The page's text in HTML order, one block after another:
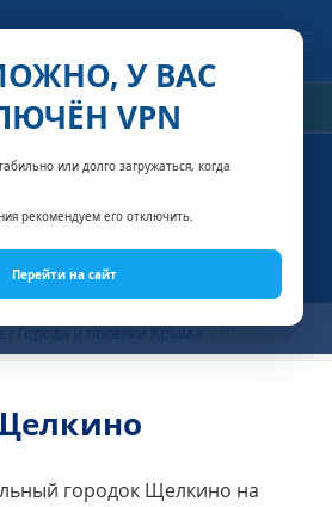
У ВАС
VPN
или долго загружаться, когда
рекомендуем его отключить.
Перейти на сайт
СТОИМОСТИ
Города и поселки Крыма
городок Щелкино на